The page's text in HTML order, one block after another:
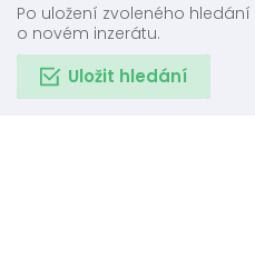
Po uložení zvoleného
o novém inzerátu.
Uložit hledání